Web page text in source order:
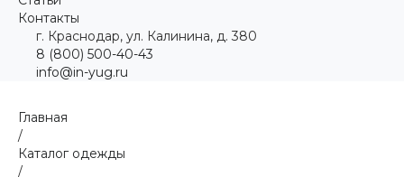
Контакты
г. Краснодар, ул. Калинина, д. 380
8 (800) 500-40-43
info@in-yug.ru
Главная
/
Каталог одежды
/